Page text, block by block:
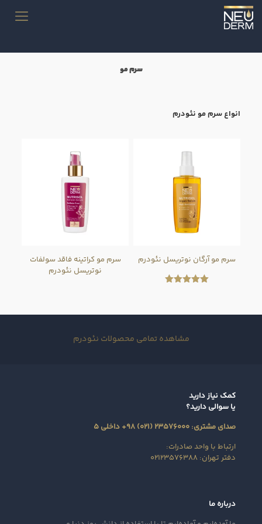
سرم مو
انواع سرم مو نئودرم
سرم مو آرگان نوتریسل نئودرم
سرم مو کراتینه فاقد سولفات
نوتریسل نئودرم
مشاهده تمامی محصولات نئودرم
کمک نیاز دارید
یا سوالی دارید؟
صدای مشتری: ۲۳۵۷۶۰۰۰ (۰۲۱) ۹۸+ داخلی ۵
ارتباط با واحد صادرات:
دفتر تهران: ۰۲۱۲۳۵۷۶۳۸۸
درباره ما